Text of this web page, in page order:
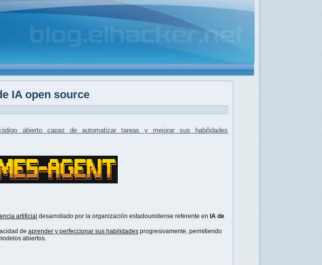
IA open source
abierto capaz de automatizar tareas y mejorar sus habilidades
artificial desarrollado por la organización estadounidense referente en IA de
de aprender y perfeccionar sus habilidades progresivamente, permitiendo
abiertos.